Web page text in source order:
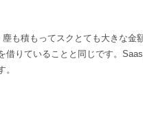
も積もってスクとても大きな金
借りていることと同じです。